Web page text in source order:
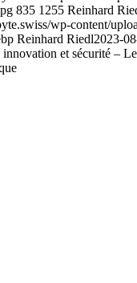
835 1255 Reinhard
wp-content/
Reinhard Riedl2023-
innovation et sécurité –